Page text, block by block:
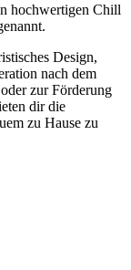
hochwertigen Chill
Design,
nach dem
zur Förderung
dir die
zu Hause zu